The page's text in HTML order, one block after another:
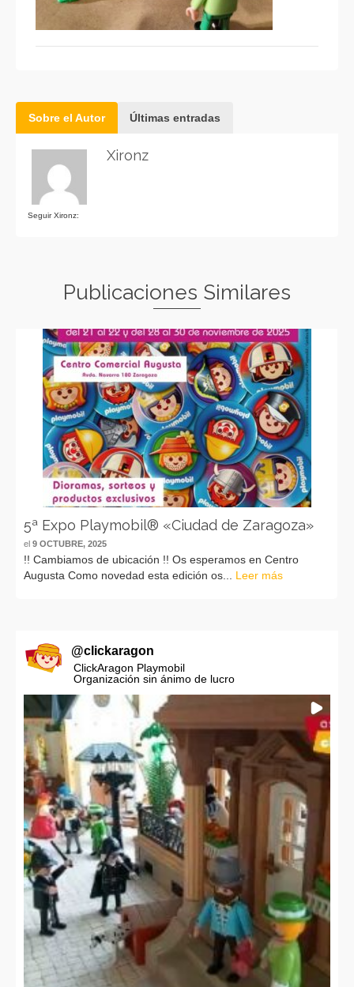
Sobre el Autor Últimas entradas
Seguir Xironz:
Xironz
Publicaciones Similares
5ª Expo Playmobil® «Ciudad de Zaragoza»
el 9 OCTUBRE, 2025
!! Cambiamos de ubicación !! Os esperamos en Centro
Augusta Como novedad esta edición os... Leer más
@clickaragon
ClickAragon Playmobil
Organización sin ánimo de lucro